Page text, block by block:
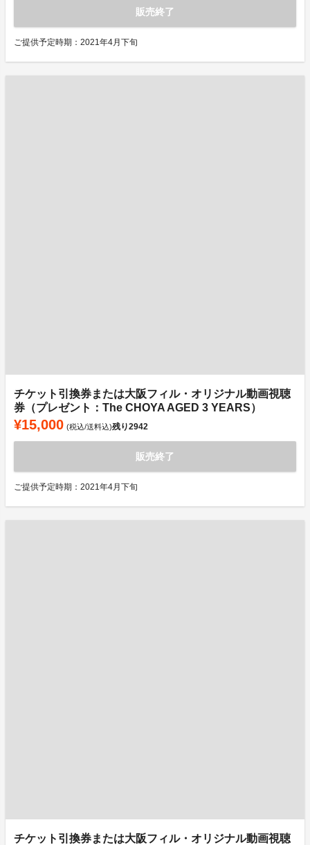
販売終了
ご提供予定時期：2021年4月下旬
チケット引換券または大阪フィル・オリジナル動画視聴
券（プレゼント：The CHOYA AGED 3 YEARS）
¥15,000 (税込/送料込)残り2942
販売終了
ご提供予定時期：2021年4月下旬
チケット引換券または大阪フィル・オリジナル動画視聴